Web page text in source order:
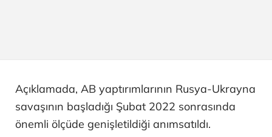
Açıklamada, AB yaptırımlarının Rusya-Ukrayna
savaşının başladığı Şubat 2022 sonrasında
önemli ölçüde genişletildiği anımsatıldı.